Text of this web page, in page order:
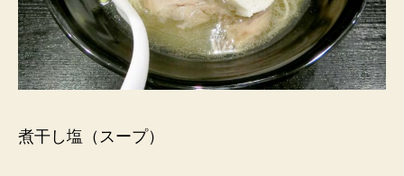
煮干し塩（スープ）